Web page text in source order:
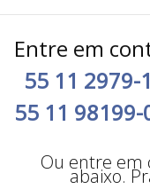
Entre em
55 11 2979-
55 11 98199-
Ou entre em
abaixo.